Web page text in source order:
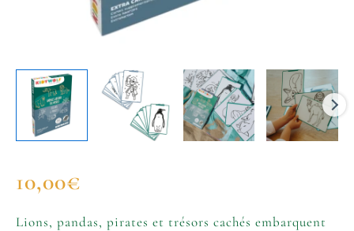
10,00€
Lions, pandas, pirates et trésors cachés embarquent